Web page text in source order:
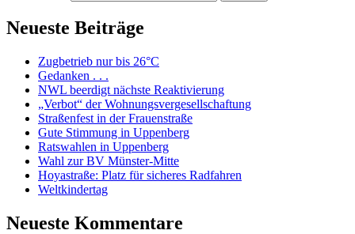
Neueste Beiträge
Zugbetrieb nur bis 26°C
Gedanken . . .
NWL beerdigt nächste Reaktivierung
„Verbot“ der Wohnungsvergesellschaftung
Straßenfest in der Frauenstraße
Gute Stimmung in Uppenberg
Ratswahlen in Uppenberg
Wahl zur BV Münster-Mitte
Hoyastraße: Platz für sicheres Radfahren
Weltkindertag
Neueste Kommentare